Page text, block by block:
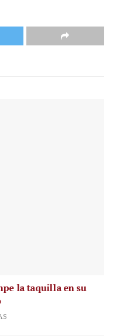
la taquilla en su